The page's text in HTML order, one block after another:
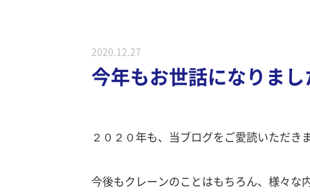
2020.12.27
今年もお世話になりまし
２０２０年も、当ブログをご愛読いただき
今後もクレーンのことはもちろん、様々な